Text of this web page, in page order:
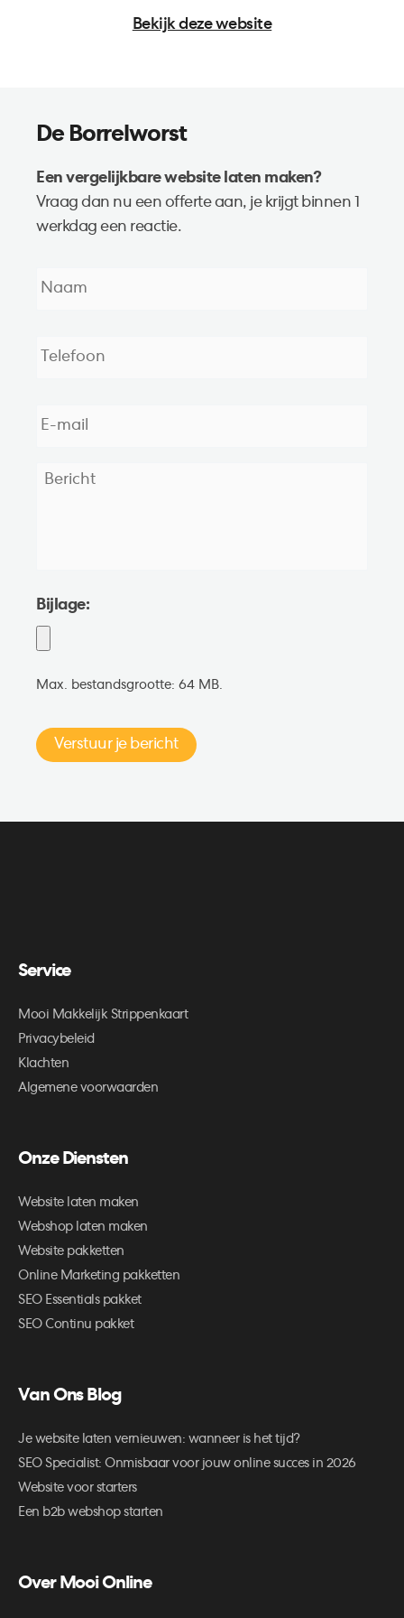
Bekijk deze website
De Borrelworst
Een vergelijkbare website laten maken?
Vraag dan nu een offerte aan, je krijgt binnen 1
werkdag een reactie.
mail *
Bericht *
Bijlage:
Max. bestandsgrootte: 64 MB.
Verstuur je bericht
Service
Mooi Makkelijk Strippenkaart
Privacybeleid
Klachten
Algemene voorwaarden
Onze Diensten
Website laten maken
Webshop laten maken
Website pakketten
Online Marketing pakketten
SEO Essentials pakket
SEO Continu pakket
Van Ons Blog
Je website laten vernieuwen: wanneer is het tijd?
SEO Specialist: Onmisbaar voor jouw online succes in 2026
Website voor starters
Een b2b webshop starten
Over Mooi Online